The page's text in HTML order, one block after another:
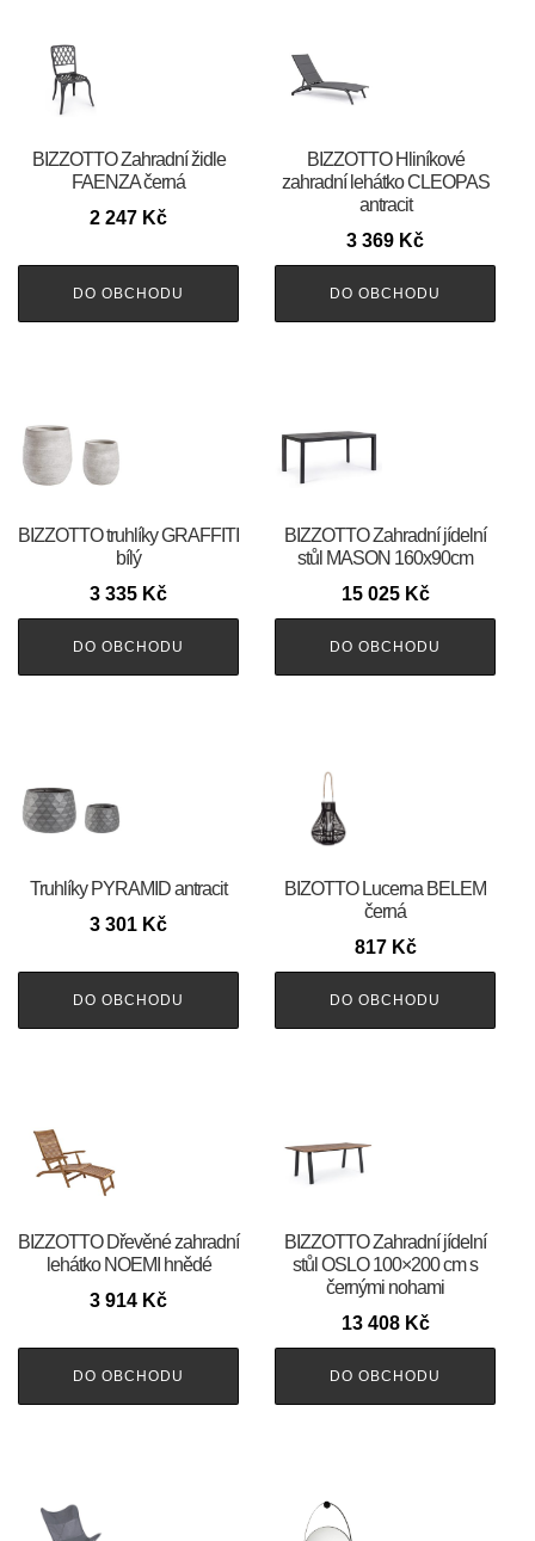
BIZZOTTO Zahradní židle
FAENZA černá
2 247 Kč
DO OBCHODU
BIZZOTTO Hliníkové
zahradní lehátko CLEOPAS
antracit
3 369 Kč
DO OBCHODU
BIZZOTTO truhlíky GRAFFITI
bílý
3 335 Kč
DO OBCHODU
BIZZOTTO Zahradní jídelní
stůl MASON 160x90cm
15 025 Kč
DO OBCHODU
Truhlíky PYRAMID antracit
3 301 Kč
DO OBCHODU
BIZOTTO Lucerna BELEM
černá
817 Kč
DO OBCHODU
BIZZOTTO Dřevěné zahradní
lehátko NOEMI hnědé
3 914 Kč
DO OBCHODU
BIZZOTTO Zahradní jídelní
stůl OSLO 100×200 cm s
černými nohami
13 408 Kč
DO OBCHODU